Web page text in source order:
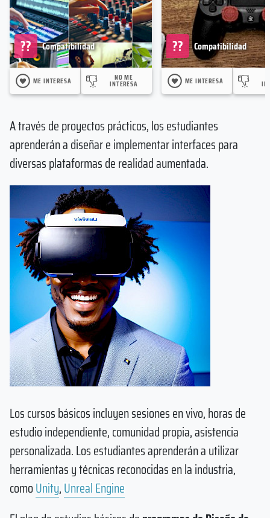
Compatibilidad
??
ME INTERESA NO ME
INTERESA
Compatibilidad
??
ME INTERESA
A través de proyectos prácticos, los estudiantes
aprenderán a diseñar e implementar interfaces para
diversas plataformas de realidad aumentada.
Los cursos básicos incluyen sesiones en vivo, horas de
estudio independiente, comunidad propia, asistencia
personalizada. Los estudiantes aprenderán a utilizar
herramientas y técnicas reconocidas en la industria,
comoUnity,Unreal Engine